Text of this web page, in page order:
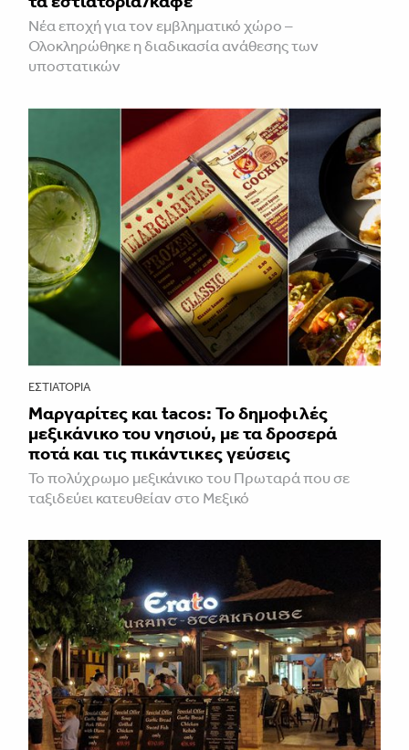
Νέα εποχή για τον εμβληματικό χώρο –
Ολοκληρώθηκε η διαδικασία ανάθεσης των
υποστατικών
ΕΣΤΙΑΤΌΡΙΑ
Μαργαρίτες και tacos: Το δημοφιλές
μεξικάνικο του νησιού, με τα δροσερά
ποτά και τις πικάντικες γεύσεις
Το πολύχρωμο μεξικάνικο του Πρωταρά που σε
ταξιδεύει κατευθείαν στο Μεξικό